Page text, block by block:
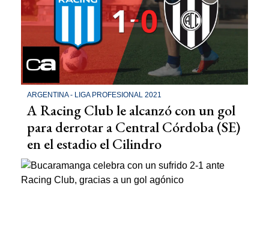
ARGENTINA - LIGA PROFESIONAL 2021
A Racing Club le alcanzó con un gol
para derrotar a Central Córdoba (SE)
en el estadio el Cilindro